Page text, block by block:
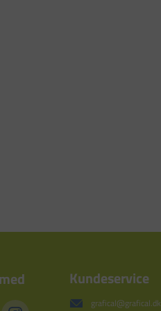
Kundeservice
grafical@grafical.dk